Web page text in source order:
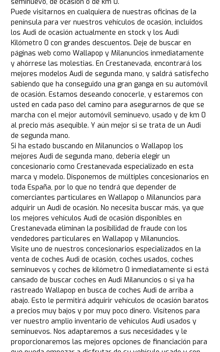
seminuevo, de ocasión o de km 0.
Puede visitarnos en cualquiera de nuestras oficinas de la
península para ver nuestros vehículos de ocasión, incluidos
los Audi de ocasión actualmente en stock y los Audi
Kilómetro 0 con grandes descuentos. Deje de buscar en
páginas web como Wallapop y Milanuncios inmediatamente
y ahórrese las molestias. En Crestanevada, encontrará los
mejores modelos Audi de segunda mano, y saldrá satisfecho
sabiendo que ha conseguido una gran ganga en su automóvil
de ocasión. Estamos deseando conocerle, y estaremos con
usted en cada paso del camino para asegurarnos de que se
marcha con el mejor automóvil seminuevo, usado y de km 0
al precio más asequible. Y aún mejor si se trata de un Audi
de segunda mano.
Si ha estado buscando en Milanuncios o Wallapop los
mejores Audi de segunda mano, debería elegir un
concesionario como Crestanevada especializado en esta
marca y modelo. Disponemos de múltiples concesionarios en
toda España, por lo que no tendrá que depender de
comerciantes particulares en Wallapop o Milanuncios para
adquirir un Audi de ocasión. No necesita buscar más, ya que
los mejores vehículos Audi de ocasión disponibles en
Crestanevada eliminan la posibilidad de fraude con los
vendedores particulares en Wallapop y Milanuncios.
Visite uno de nuestros concesionarios especializados en la
venta de coches Audi de ocasión, coches usados, coches
seminuevos y coches de kilómetro 0 inmediatamente si está
cansado de buscar coches en Audi Milanuncios o si ya ha
rastreado Wallapop en busca de coches Audi de arriba a
abajo. Esto le permitirá adquirir vehículos de ocasión baratos
a precios muy bajos y por muy poco dinero. Visítenos para
ver nuestro amplio inventario de vehículos Audi usados y
seminuevos. Nos adaptaremos a sus necesidades y le
proporcionaremos las mejores opciones de financiación para